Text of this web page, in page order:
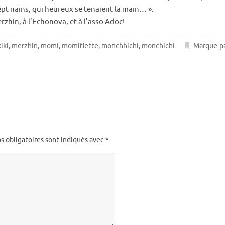
nains, qui heureux se tenaient la main… ».
à l’Echonova, et à l’asso Adoc!
, merzhin, momi, momiflette, monchhichi, monchichi. Marque-
obligatoires sont indiqués avec*